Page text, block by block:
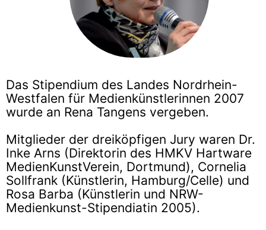
Das Stipendium des Landes Nordrhein-
Westfalen für Medienkünstlerinnen 2007
wurde an Rena Tangens vergeben.
Mitglieder der dreiköpfigen Jury waren Dr.
Inke Arns (Direktorin des HMKV Hartware
MedienKunstVerein, Dortmund), Cornelia
Sollfrank (Künstlerin, Hamburg/Celle) und
Rosa Barba (Künstlerin und NRW-
Medienkunst-Stipendiatin 2005).